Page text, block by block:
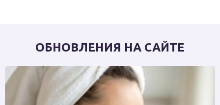
ОБНОВЛЕНИЯ НА САЙТЕ